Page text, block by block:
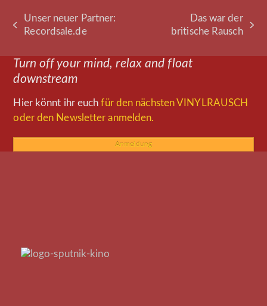
vorheriger
Unser neuer Partner:
Recordsale.de
Nächster
Das war der
britische Rausch
Turn off your mind, relax and float
downstream
Hier könnt ihr euchfür den nächsten VINYLRAUSCH
oder den Newsletter anmelden.
Anmeldung